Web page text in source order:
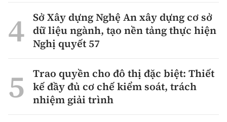
Sở Xây dựng Nghệ An xây dựng cơ sở
dữ liệu ngành, tạo nền tảng thực hiện
Nghị quyết 57
Trao quyền cho đô thị đặc biệt: Thiết
kế đầy đủ cơ chế kiểm soát, trách
nhiệm giải trình